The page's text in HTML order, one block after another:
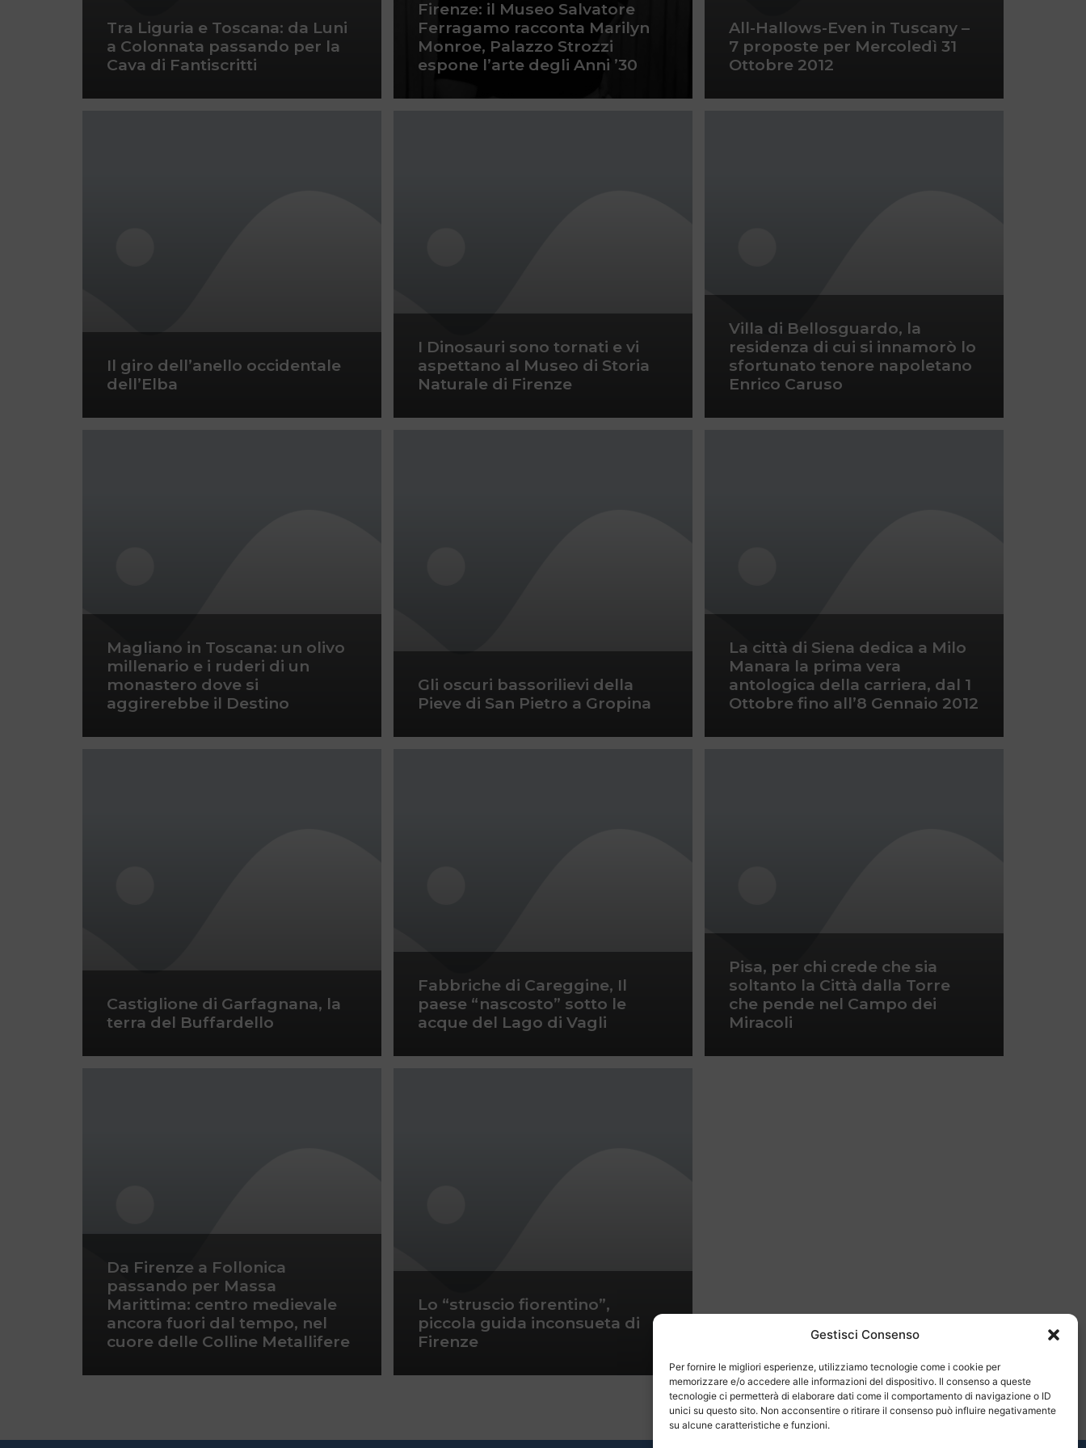
Gestisci Consenso
Per fornire le migliori esperienze, utilizziamo tecnologie come i cookie per
memorizzare e/o accedere alle informazioni del dispositivo. Il consenso a queste
tecnologie ci permetterà di elaborare dati come il comportamento di navigazione o ID
unici su questo sito. Non acconsentire o ritirare il consenso può influire negativamente
su alcune caratteristiche e funzioni.
Tra Liguria e Toscana: da Luni
a Colonnata passando per la
Cava di Fantiscritti
Firenze: il Museo Salvatore
Ferragamo racconta Marilyn
Monroe, Palazzo Strozzi
espone l’arte degli Anni ’30
All-Hallows-Even in Tuscany –
7 proposte per Mercoledì 31
Ottobre 2012
Il giro dell’anello occidentale
dell’Elba
I Dinosauri sono tornati e vi
aspettano al Museo di Storia
Naturale di Firenze
Villa di Bellosguardo, la
residenza di cui si innamorò lo
sfortunato tenore napoletano
Enrico Caruso
Magliano in Toscana: un olivo
millenario e i ruderi di un
monastero dove si
aggirerebbe il Destino
Gli oscuri bassorilievi della
Pieve di San Pietro a Gropina
La città di Siena dedica a Milo
Manara la prima vera
antologica della carriera, dal 1
Ottobre fino all’8 Gennaio 2012
Castiglione di Garfagnana, la
terra del Buffardello
Fabbriche di Careggine, Il
paese “nascosto” sotto le
acque del Lago di Vagli
Pisa, per chi crede che sia
soltanto la Città dalla Torre
che pende nel Campo dei
Miracoli
Da Firenze a Follonica
passando per Massa
Marittima: centro medievale
ancora fuori dal tempo, nel
cuore delle Colline Metallifere
Lo “struscio fiorentino”,
piccola guida inconsueta di
Firenze